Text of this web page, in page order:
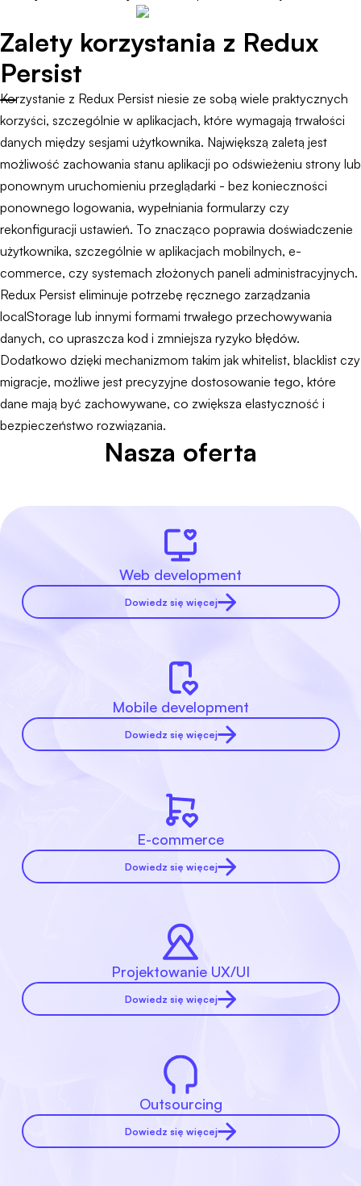
Zalety korzystania z Redux
Persist
Korzystanie z Redux Persist niesie ze sobą wiele praktycznych
korzyści, szczególnie w aplikacjach, które wymagają trwałości
danych między sesjami użytkownika. Największą zaletą jest
możliwość zachowania stanu aplikacji po odświeżeniu strony lub
ponownym uruchomieniu przeglądarki - bez konieczności
ponownego logowania, wypełniania formularzy czy
rekonfiguracji ustawień. To znacząco poprawia doświadczenie
użytkownika, szczególnie w aplikacjach mobilnych, e-
commerce, czy systemach złożonych paneli administracyjnych.
Redux Persist eliminuje potrzebę ręcznego zarządzania
localStorage lub innymi formami trwałego przechowywania
danych, co upraszcza kod i zmniejsza ryzyko błędów.
Dodatkowo dzięki mechanizmom takim jak whitelist, blacklist czy
migracje, możliwe jest precyzyjne dostosowanie tego, które
dane mają być zachowywane, co zwiększa elastyczność i
bezpieczeństwo rozwiązania.
Nasza oferta
Web development
Dowiedz się więcej
Mobile development
Dowiedz się więcej
E-commerce
Dowiedz się więcej
Projektowanie UX/UI
Dowiedz się więcej
Outsourcing
Dowiedz się więcej